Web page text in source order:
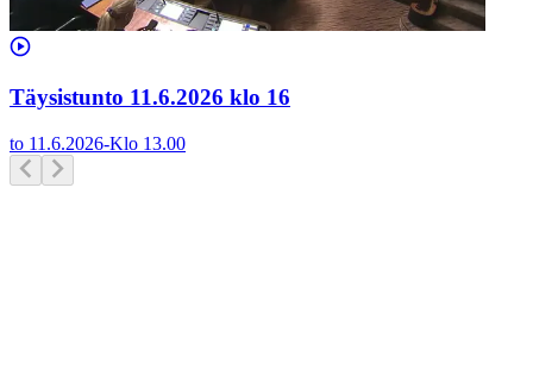
Täysistunto 11.6.2026 klo 16
to 11.6.2026-Klo 13.00